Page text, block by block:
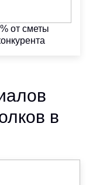
от сметы
в